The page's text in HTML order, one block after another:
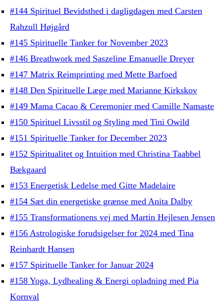
#144 Spirituel Bevidsthed i dagligdagen med Carsten
Rahzull Højgård
#145 Spirituelle Tanker for November 2023
#146 Breathwork med Saszeline Emanuelle Dreyer
#147 Matrix Reimprinting med Mette Barfoed
#148 Den Spirituelle Læge med Marianne Kirkskov
#149 Mama Cacao & Ceremonier med Camille Namaste
#150 Spirituel Livsstil og Styling med Tini Owild
#151 Spirituelle Tanker for December 2023
#152 Spiritualitet og Intuition med Christina Taabbel
Bækgaard
#153 Energetisk Ledelse med Gitte Madelaire
#154 Sæt din energetiske grænse med Anita Dalby
#155 Transformationens vej med Martin Hejlesen Jensen
#156 Astrologiske forudsigelser for 2024 med Tina
Reinhardt Hansen
#157 Spirituelle Tanker for Januar 2024
#158 Yoga, Lydhealing & Energi opladning med Pia
Kornval